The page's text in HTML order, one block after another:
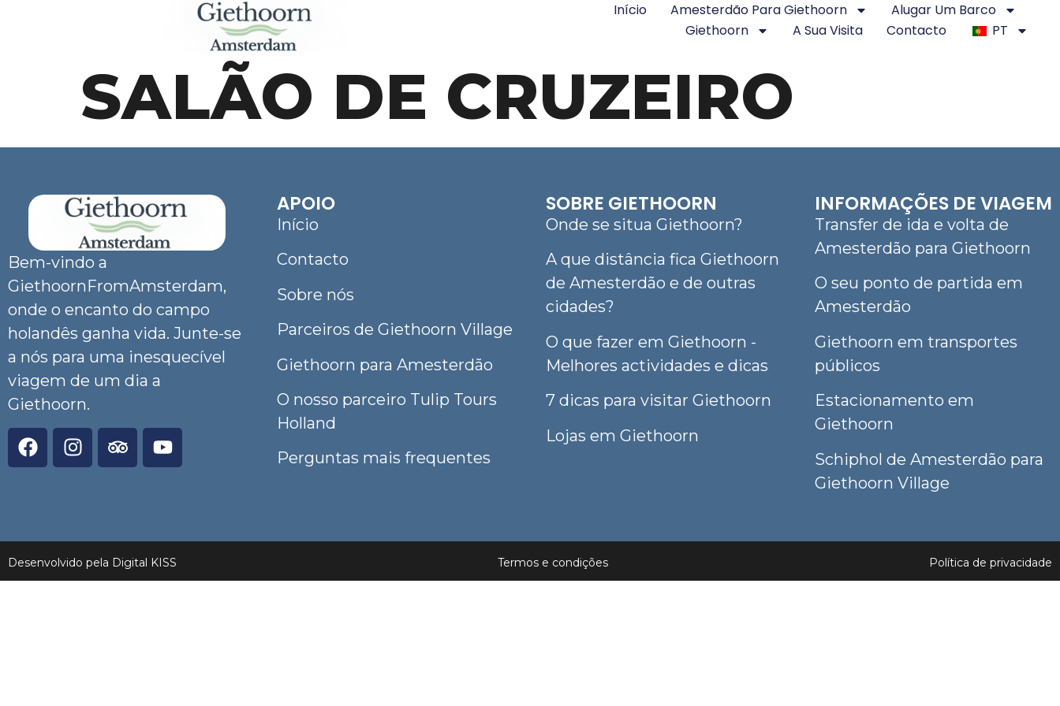
Início Amesterdão Para Giethoorn
Alugar Um Barco
Giethoorn
A Sua Visita Contacto PT
SALÃO DE CRUZEIRO
Bem-vindo a
GiethoornFromAmsterdam,
onde o encanto do campo
holandês ganha vida. Junte-se
a nós para uma inesquecível
viagem de um dia a
Giethoorn.
APOIO
Início
Contacto
Sobre nós
Parceiros de Giethoorn Village
Giethoorn para Amesterdão
O nosso parceiro Tulip Tours
Holland
Perguntas mais frequentes
SOBRE GIETHOORN
Onde se situa Giethoorn?
A que distância fica Giethoorn
de Amesterdão e de outras
cidades?
O que fazer em Giethoorn -
Melhores actividades e dicas
7 dicas para visitar Giethoorn
Lojas em Giethoorn
INFORMAÇÕES DE VIAGEM
Transfer de ida e volta de
Amesterdão para Giethoorn
O seu ponto de partida em
Amesterdão
Giethoorn em transportes
públicos
Estacionamento em
Giethoorn
Schiphol de Amesterdão para
Giethoorn Village
Desenvolvido pela Digital KISS Termos e condições Política de privacidade